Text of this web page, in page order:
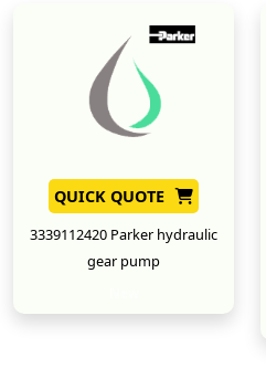
QUICK QUOTE
3339112420 Parker hydraulic
gear pump